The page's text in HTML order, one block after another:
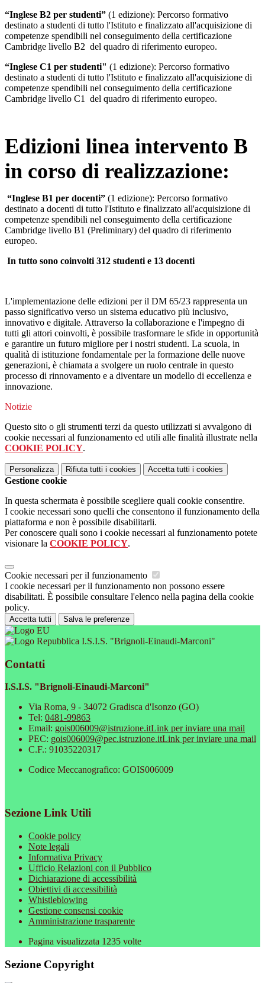
“Inglese B2 per studenti” (1 edizione): Percorso formativo
destinato a studenti di tutto l'Istituto e finalizzato all'acquisizione di
competenze spendibili nel conseguimento della certificazione
Cambridge livello B2 del quadro di riferimento europeo.
“Inglese C1 per studenti" (1 edizione): Percorso formativo
destinato a studenti di tutto l'Istituto e finalizzato all'acquisizione di
competenze spendibili nel conseguimento della certificazione
Cambridge livello C1 del quadro di riferimento europeo.
Edizioni linea intervento B
in corso di realizzazione:
“Inglese B1 per docenti” (1 edizione): Percorso formativo
destinato a docenti di tutto l'Istituto e finalizzato all'acquisizione di
competenze spendibili nel conseguimento della certificazione
Cambridge livello B1 (Preliminary) del quadro di riferimento
europeo.
In tutto sono coinvolti 312 studenti e 13 docenti
L'implementazione delle edizioni per il DM 65/23 rappresenta un
passo significativo verso un sistema educativo più inclusivo,
innovativo e digitale. Attraverso la collaborazione e l'impegno di
tutti gli attori coinvolti, è possibile trasformare le sfide in opportunità
e garantire un futuro migliore per i nostri studenti. La scuola, in
qualità di istituzione fondamentale per la formazione delle nuove
generazioni, è chiamata a svolgere un ruolo centrale in questo
processo di rinnovamento e a diventare un modello di eccellenza e
innovazione.
Notizie
Questo sito o gli strumenti terzi da questo utilizzati si avvalgono di
cookie necessari al funzionamento ed utili alle finalità illustrate nella
COOKIE POLICY.
Personalizza Rifiuta tutti i cookies Accetta tutti i cookies
Gestione cookie
In questa schermata è possibile scegliere quali cookie consentire.
I cookie necessari sono quelli che consentono il funzionamento della
piattaforma e non è possibile disabilitarli.
Per conoscere quali sono i cookie necessari al funzionamento potete
visionare la COOKIE POLICY.
Cookie necessari per il funzionamento
I cookie necessari per il funzionamento non possono essere
disabilitati. È possibile consultare l'elenco nella pagina della cookie
policy.
Accetta tutti Salva le preferenze
I.S.I.S. "Brignoli-Einaudi-Marconi"
Contatti
I.S.I.S. "Brignoli-Einaudi-Marconi"
Via Roma, 9 - 34072 Gradisca d'Isonzo (GO)
Tel: 0481-99863
Email: gois006009@istruzione.itLink per inviare una mail
PEC: gois006009@pec.istruzione.itLink per inviare una mail
C.F.: 91035220317
Codice Meccanografico: GOIS006009
Sezione Link Utili
Cookie policy
Note legali
Informativa Privacy
Ufficio Relazioni con il Pubblico
Dichiarazione di accessibilità
Obiettivi di accessibilità
Whistleblowing
Gestione consensi cookie
Amministrazione trasparente
Pagina visualizzata 1235 volte
Sezione Copyright